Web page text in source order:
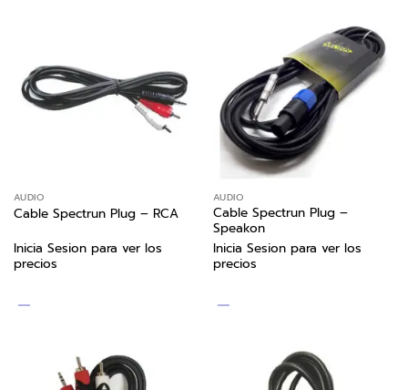
AUDIO
Cable Spectrun Plug – RCA
Inicia Sesion para ver los
precios
AUDIO
Cable Spectrun Plug –
Speakon
Inicia Sesion para ver los
precios